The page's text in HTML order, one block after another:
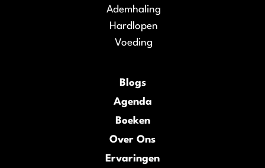
Ademhaling
Hardlopen
Voeding
Blogs
Agenda
Boeken
Over Ons
Ervaringen